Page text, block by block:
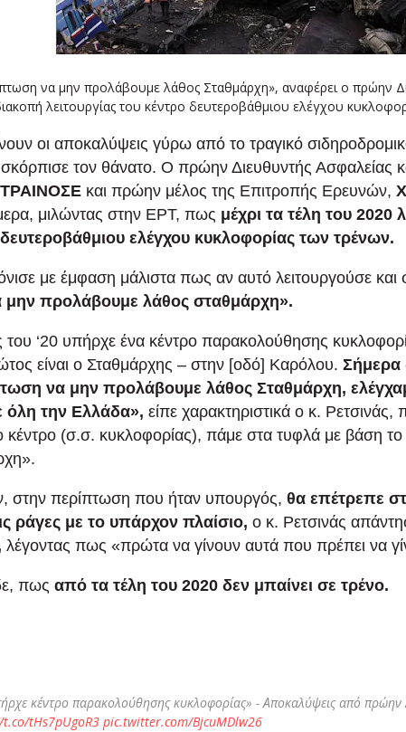
να μην προλάβουμε λάθος Σταθμάρχη», αναφέρει ο πρώην
λειτουργίας του κέντρο δευτεροβάθμιου ελέγχου
οι αποκαλύψεις γύρω από το τραγικό
τον θάνατο. Ο πρώην Διευθυντής Ασφαλείας
ΤΡΑΙΝΟΣΕ και πρώην μέλος της Επιτροπής Ερευνών,
μιλώντας στην ΕΡΤ, πως μέχρι τα τέλη του 2020
ελέγχου κυκλοφορίας των τρένων.
με έμφαση μάλιστα πως αν αυτό λειτουργούσε και
προλάβουμε λάθος σταθμάρχη».
του ‘20 υπήρχε ένα κέντρο παρακολούθησης
είναι ο Σταθμάρχης – στην [οδό] Καρόλου. Σήμερα
να μην προλάβουμε λάθος Σταθμάρχη,
όλη την Ελλάδα», είπε χαρακτηριστικά ο κ. Ρετσινάς,
κέντρο (σ.σ. κυκλοφορίας), πάμε στα τυφλά με βάση
στην περίπτωση που ήταν υπουργός, θα επέτρεπε
ράγες με το υπάρχον πλαίσιο, ο κ. Ρετσινάς
λέγοντας πως «πρώτα να γίνουν αυτά που πρέπει να
πως από τα τέλη του 2020 δεν μπαίνει σε τρένο.
κέντρο παρακολούθησης κυκλοφορίας» - Αποκαλύψεις από πρώην
tHs7pUgoR3 pic.twitter.com/BjcuMDlw26